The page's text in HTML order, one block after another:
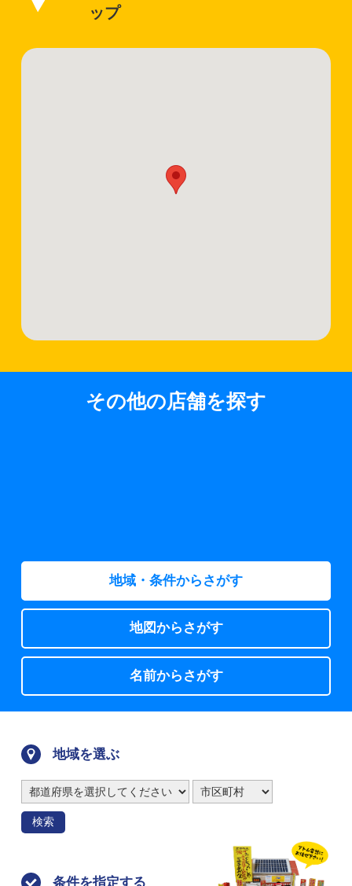
ップ
その他の店舗を探す
地域・条件からさがす
地図からさがす
名前からさがす
地域を選ぶ
検索
条件を指定する